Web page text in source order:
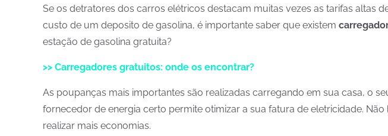
Se os detratores dos carros elétricos destacam muitas vezes as tarifas altas
custo de um deposito de gasolina, é importante saber que existem
estação de gasolina gratuita?
>> Carregadores gratuitos: onde os encontrar?
As poupanças mais importantes são realizadas carregando em sua casa, o
fornecedor de energia certo permite otimizar a sua fatura de eletricidade.
realizar mais economias.